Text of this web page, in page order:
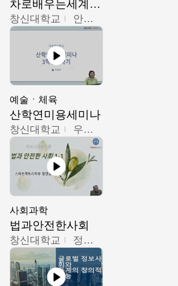
차로배우는세계문화
창신대학교 안소영
예술ㆍ체육
산학연미용세미나
창신대학교 우미옥,오윤경,박선이
사회과학
법과안전한사회
창신대학교 정연균